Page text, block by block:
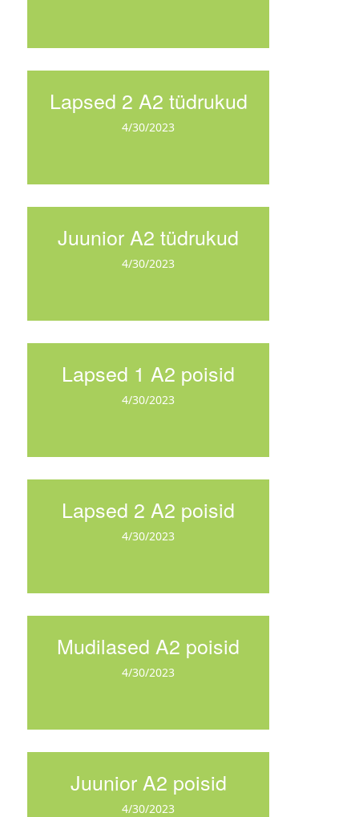
Lapsed 2 A2 tüdrukud
4/30/2023
Juunior A2 tüdrukud
4/30/2023
Lapsed 1 A2 poisid
4/30/2023
Lapsed 2 A2 poisid
4/30/2023
Mudilased A2 poisid
4/30/2023
Juunior A2 poisid
4/30/2023